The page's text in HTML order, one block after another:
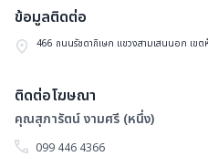
ข้อมูลติดต่อ
466 ถนนรัชดาภิเษก แขวงสามเสนนอก เข
ติดต่อโฆษณา
คุณสุภารัตน์ งามศรี (หนึ่ง)
099 446 4366